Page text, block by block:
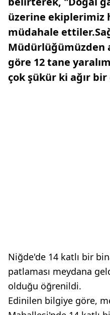
üzerine ekiplerimiz
müdahale
Müdürlüğümüzden
göre 12 tane
çok şükür ki ağır
Niğde'de 14 katlı bir
patlaması meydana
olduğu öğrenildi.
Edinilen bilgiye göre,